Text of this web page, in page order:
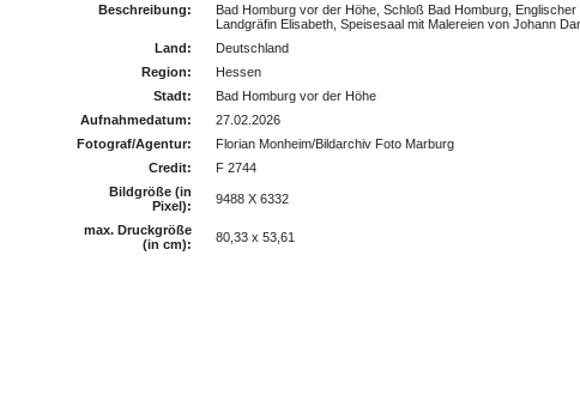
Beschreibung:
Bad Homburg vor der Höhe, Schloß Bad Homburg,
Landgräfin Elisabeth, Speisesaal mit Malereien von Johann
Land:
Deutschland
Region:
Hessen
Stadt:
Bad Homburg vor der Höhe
Aufnahmedatum:
27.02.2026
Fotograf/Agentur:
Florian Monheim/Bildarchiv Foto Marburg
Credit:
F 2744
Bildgröße (in
Pixel):
9488 X 6332
max. Druckgröße
(in cm):
80,33 x 53,61